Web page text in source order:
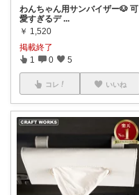
わんちゃん用サンバイザー🐶 可
愛すぎるデ ...
￥ 1,520
掲載終了
1 0 5
コレ いいね